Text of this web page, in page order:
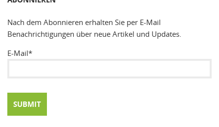
Nach dem Abonnieren erhalten Sie per E-Mail
Benachrichtigungen über neue Artikel und Updates.
E-Mail*